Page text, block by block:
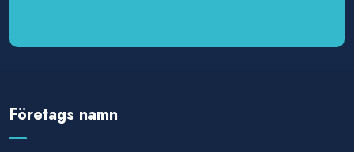
Företags namn